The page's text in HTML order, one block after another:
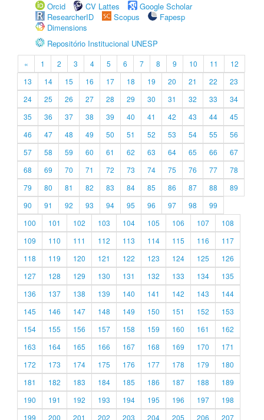
Orcid
CV Lattes
Google Scholar
ResearcherID
Scopus
Fapesp
Dimensions
Repositório Institucional UNESP
« 1 2 3 4 5 6 7 8 9 10 11
12
13
14 15 16 17 18 19 20 21 22
23
24
25 26 27 28 29 30 31 32 33
34
35
36 37 38 39 40 41 42 43 44
45
46
47 48 49 50 51 52 53 54 55
56
57
58 59 60 61 62 63 64 65 66
67
68
69 70 71 72 73 74 75 76 77
78
79
80 81 82 83 84 85 86 87 88
89
90
91 92 93 94 95 96 97 98
99
100
101 102 103 104 105 106 107
108
109
110 111 112 113 114 115 116
117
118
119 120 121 122 123 124 125
126
127
128 129 130 131 132 133 134
135
136
137 138 139 140 141 142 143
144
145
146 147 148 149 150 151 152
153
154
155 156 157 158 159 160 161
162
163
164 165 166 167 168 169 170
171
172
173 174 175 176 177 178 179
180
181
182 183 184 185 186 187 188
189
190
191 192 193 194 195 196 197
198
199
200 201 202 203 204 205 206
207